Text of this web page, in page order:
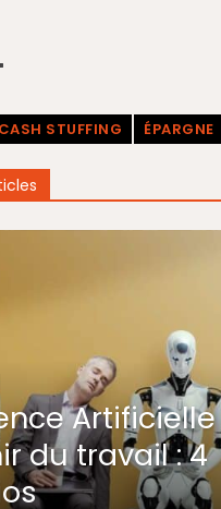
CASH STUFFING ÉPARGNE
Artificielle
du travail : 4